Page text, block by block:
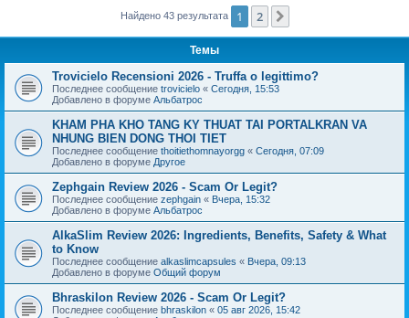
Найдено 43 результата 1 2
Темы
Trovicielo Recensioni 2026 - Truffa o legittimo?
Последнее сообщение trovicielo « Сегодня, 15:53
Добавлено в форуме Альбатрос
KHAM PHA KHO TANG KY THUAT TAI PORTALKRAN VA
NHUNG BIEN DONG THOI TIET
Последнее сообщение thoitiethomnayorgg « Сегодня, 07:09
Добавлено в форуме Другое
Zephgain Review 2026 - Scam Or Legit?
Последнее сообщение zephgain « Вчера, 15:32
Добавлено в форуме Альбатрос
AlkaSlim Review 2026: Ingredients, Benefits, Safety & What
to Know
Последнее сообщение alkaslimcapsules « Вчера, 09:13
Добавлено в форуме Общий форум
Bhraskilon Review 2026 - Scam Or Legit?
Последнее сообщение bhraskilon « 05 авг 2026, 15:42